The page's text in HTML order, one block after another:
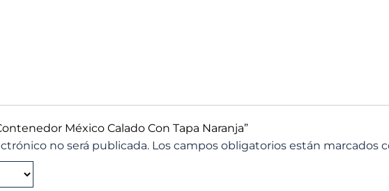
México Calado Con Tapa Naranja”
no será publicada. Los campos obligatorios están marcados